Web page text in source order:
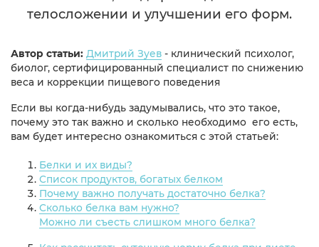
телосложении и улучшении его форм.
Автор статьи: Дмитрий Зуев - клинический психолог,
биолог, сертифицированный специалист по снижению
веса и коррекции пищевого поведения
Если вы когда-нибудь задумывались, что это такое,
почему это так важно и сколько необходимо его есть,
вам будет интересно ознакомиться с этой статьей:
Белки и их виды?
Список продуктов, богатых белком
Почему важно получать достаточно белка?
Сколько белка вам нужно?
Можно ли съесть слишком много белка?